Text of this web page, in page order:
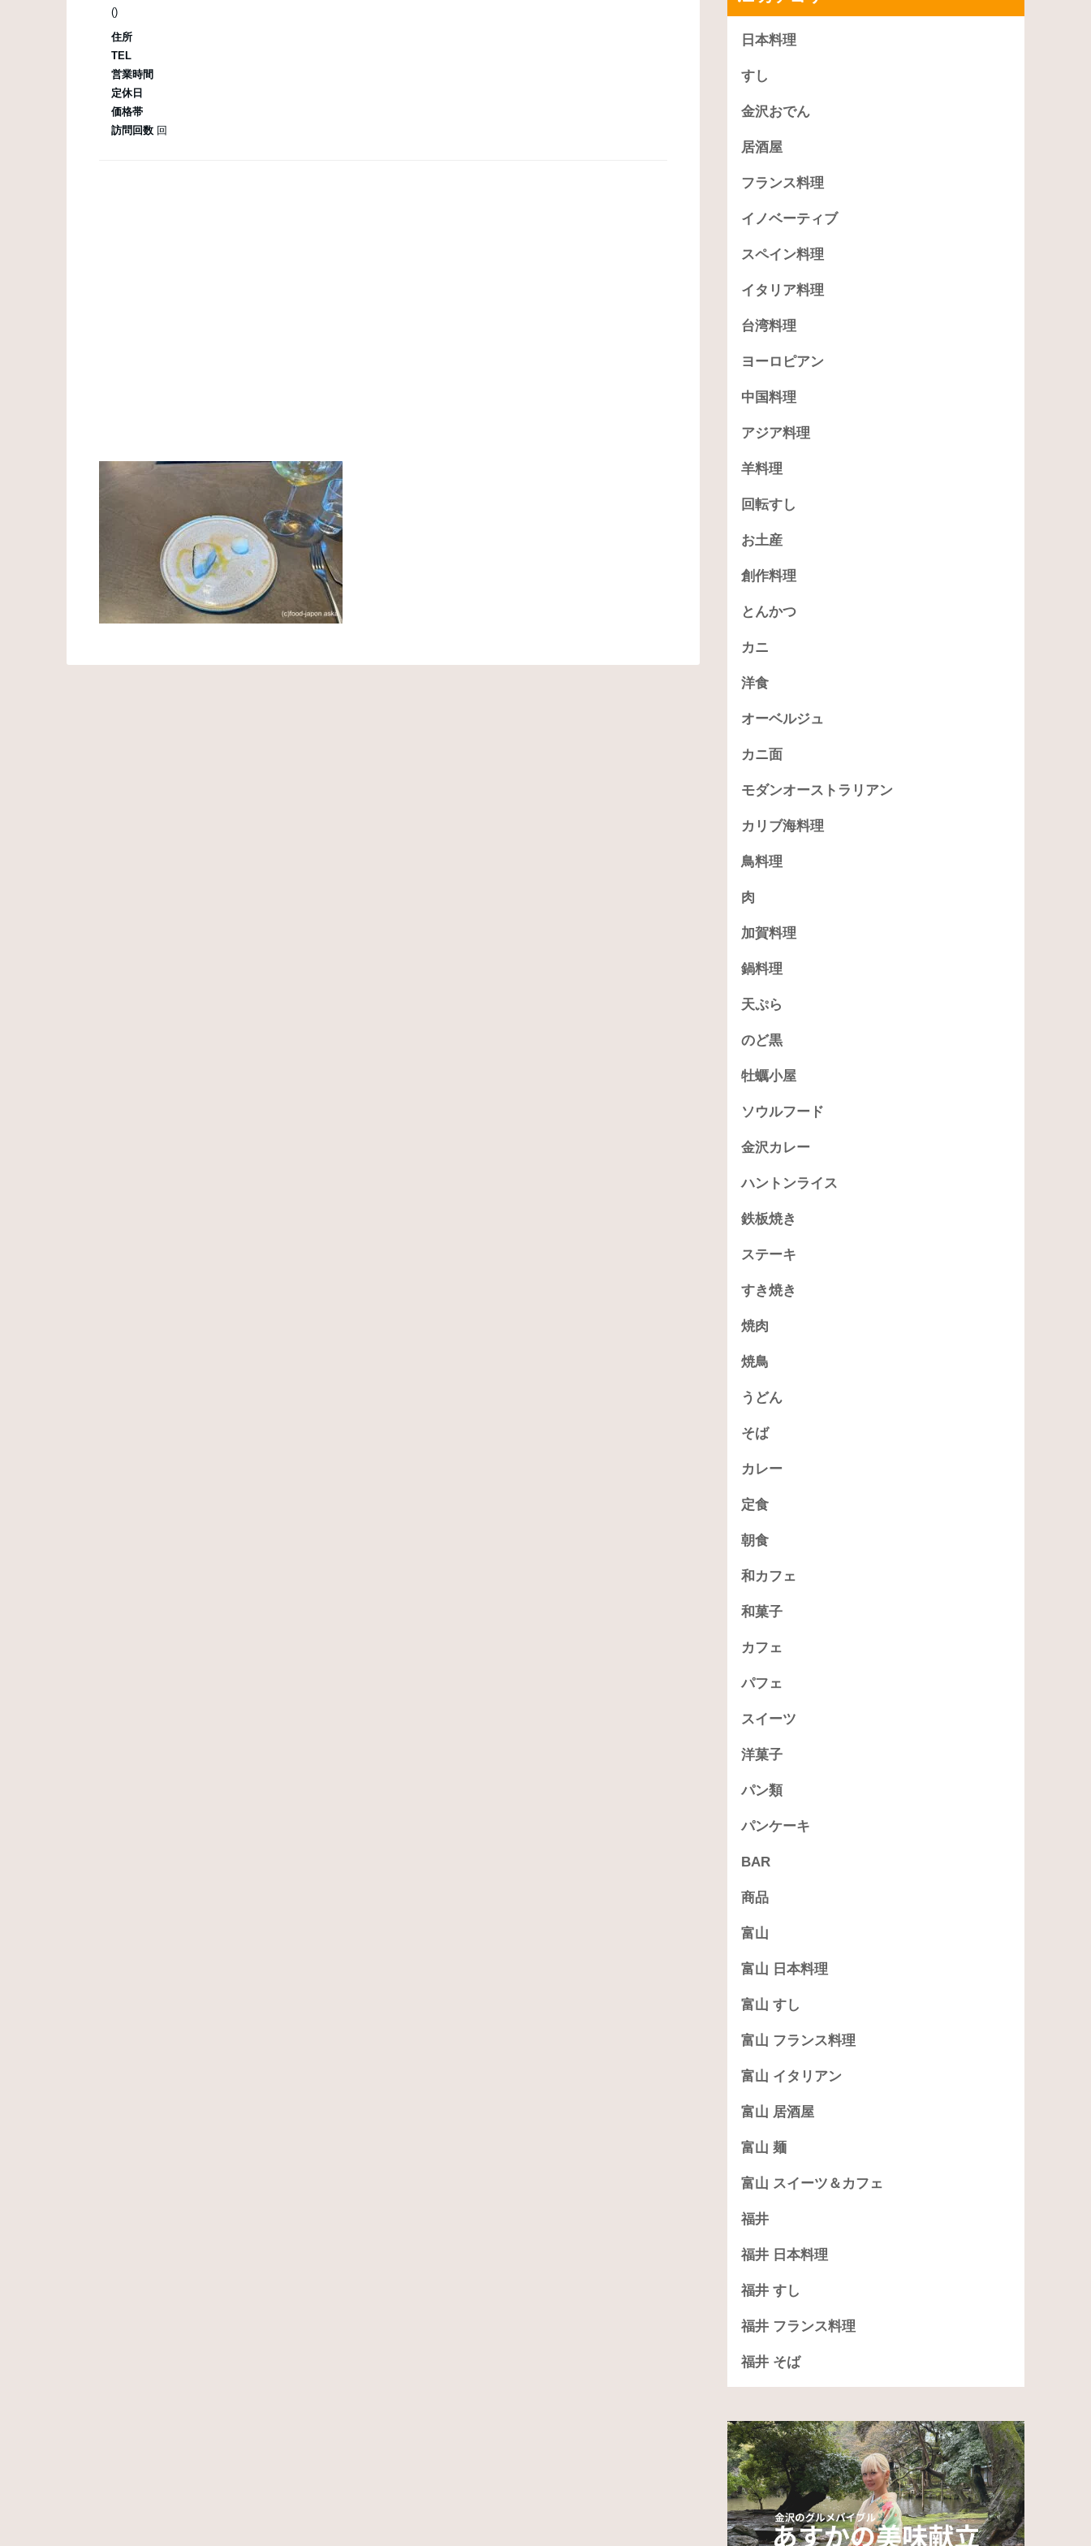
()
住所
TEL
営業時間
定休日
価格帯
訪問回数 回
日本料理
すし
金沢おでん
居酒屋
フランス料理
イノベーティブ
スペイン料理
イタリア料理
台湾料理
ヨーロピアン
中国料理
アジア料理
羊料理
回転すし
お土産
創作料理
とんかつ
カニ
洋食
オーベルジュ
カニ面
モダンオーストラリアン
カリブ海料理
鳥料理
肉
加賀料理
鍋料理
天ぷら
のど黒
牡蠣小屋
ソウルフード
金沢カレー
ハントンライス
鉄板焼き
ステーキ
すき焼き
焼肉
焼鳥
うどん
そば
カレー
定食
朝食
和カフェ
和菓子
カフェ
パフェ
スイーツ
洋菓子
パン類
パンケーキ
BAR
商品
富山
富山 日本料理
富山 すし
富山 フランス料理
富山 イタリアン
富山 居酒屋
富山 麺
富山 スイーツ＆カフェ
福井
福井 日本料理
福井 すし
福井 フランス料理
福井 そば